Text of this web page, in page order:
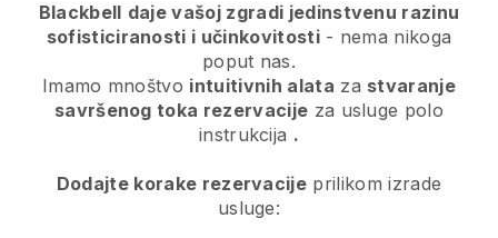
Blackbell daje vašoj zgradi jedinstvenu razinu
sofisticiranosti i učinkovitosti- nema nikoga
poput nas.
Imamo mnoštvo intuitivnih alata za stvaranje
savršenog toka rezervacije za usluge polo
instrukcija .
Dodajte korake rezervacije prilikom izrade
usluge: